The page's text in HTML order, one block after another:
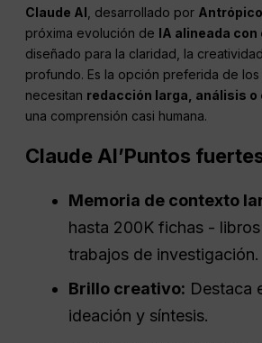
Claude AI , desarrollado por Antrópico
próxima evolución de IA alineada con
diseñado para la claridad, la
profundo. Es la opción preferida de
necesitan redacción larga, análisis
una comprensión casi humana.
Claude AI’Puntos
Memoria de contexto
hasta 200K fichas -
trabajos de investigación.
Brillo creativo: Destaca
ideación y síntesis.